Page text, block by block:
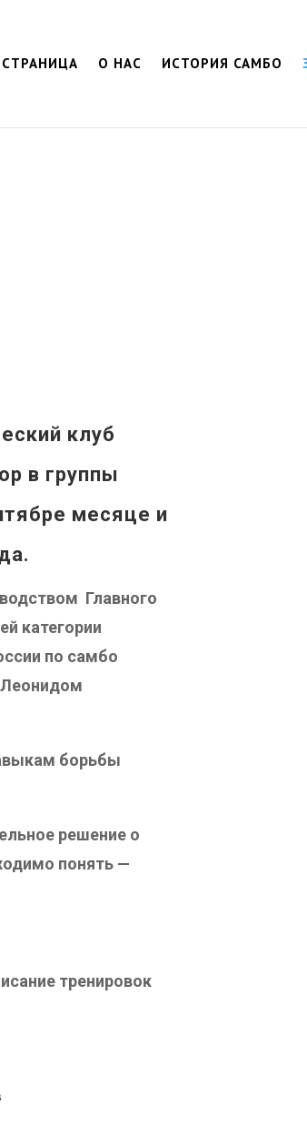
СТРАНИЦА О НАС ИСТОРИЯ САМБО
клуб
в группы
месяце и
Главного
категории
по самбо
борьбы
решение о
понять —
тренировок
Петров